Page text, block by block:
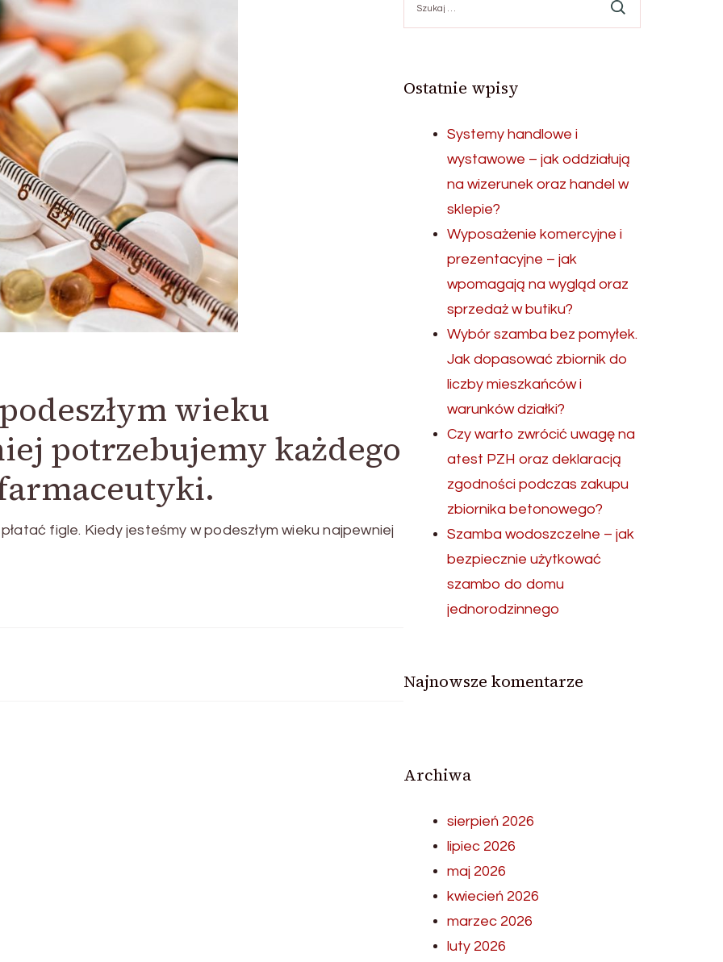
wieku
potrzebujemy każdego
figle. Kiedy jesteśmy w podeszłym wieku najpewniej
Ostatnie wpisy
Systemy handlowe i
wystawowe – jak oddziałują
na wizerunek oraz handel w
sklepie?
Wyposażenie komercyjne i
prezentacyjne – jak
wpomagają na wygląd oraz
sprzedaż w butiku?
Wybór szamba bez pomyłek.
Jak dopasować zbiornik do
liczby mieszkańców i
warunków działki?
Czy warto zwrócić uwagę na
atest PZH oraz deklaracją
zgodności podczas zakupu
zbiornika betonowego?
Szamba wodoszczelne – jak
bezpiecznie użytkować
szambo do domu
jednorodzinnego
Najnowsze komentarze
Archiwa
sierpień 2026
lipiec 2026
maj 2026
kwiecień 2026
marzec 2026
luty 2026